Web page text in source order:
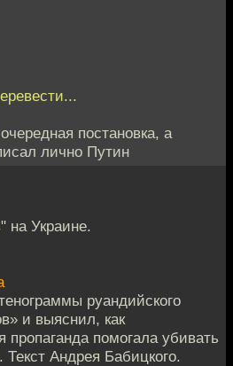
постановка, а
лично Путин
на Украине.
руандийского
и выяснил, как
пропаганда помогала убивать
Андрея Бабицкого.